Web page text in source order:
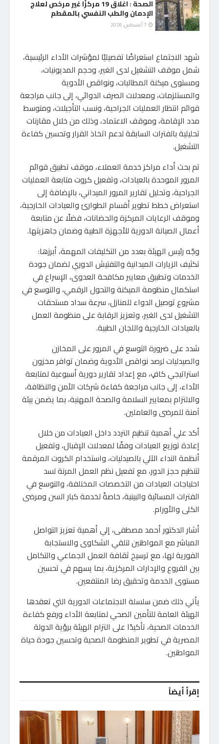
الصحة : اغلاق 19 مركزًا غير مرخص لعلاج
الإدمان والطب النفسي بالمقطم
شهد الاجتماع استعراضًا تفصيليًا لمؤشرات الأداء الرئيسية،
شمل موقف التشغيل لدى الغير، وحجم المديونيات،
ومستوى ميكنة المطالبات، ونواقص الأدوية
والمستلزمات، ومعدلات الصرف الدوائي، إلى جانب مراجعة
قوائم انتظار العمليات الجراحية، ونسب التأجيلات، ومتوسط
مدد الإقامة، وموقف الاعتماد، وذلك من خلال مقارنات
تحليلية بالفترات السابقة لدعم اتخاذ القرار وتحسين كفاءة
التشغيل.
تم بحث أداء مراكز خدمة العملاء، موقف تطبيق قوائم
المرور الموحدة بالعيادات، وتفعيل كروت متابعة العمليات
الجراحية، وتحليل تقارير المرور الميداني، بالإضافة إلى
استعراض خطط تطوير أقسام الطوارئ والعيادات الخارجية،
وموقف الرعايات المركزة والحضانات، فضلًا عن متابعة
أعمال الصيانة الدورية للأجهزة الطبية وضمان جاهزيتها.
وجّه رئيس الهيئة بعدد من التكليفات المهمة، أبرزها:
تكثيف الزيارات الميدانية والتفتيش الدوري لضمان جودة
الخدمات وتطبيق معايير مكافحة العدوى، الإسراع في
استكمال منظومة الميكنة والتحول الرقمي، والتوسع في
مشروع توصيل الدواء للمنازل، سرعة سداد مستحقات
التشغيل لدى الغير، وتعزيز الرقابة على منظومة العمل
بالعيادات الخارجية واللجان الطبية.
شدد على ضرورة التوسع في المرور على المخازن
والصيدليات لرصد نواقص الأدوية وضمان توافر مخزون
استراتيجي كافٍ، مع إعداد تقارير دورية أسبوعية لمتابعة
الأداء، إلى جانب مراجعة كفاءة شركات الأمن والنظافة،
والالتزام بمعايير السلامة والصحة المهنية، بما يضمن بيئة
آمنة للمرضى والعاملين.
أكد علي أهمية تنظيم التردد داخل العيادات من خلال
إعادة توزيع العيادات وفقًا لمعدلات الإقبال، وتفعيل
أنظمة النداء الآلي بالصيدليات، واستخدام الكروت المرقمة
لتنظيم حجز الدور، مع تفعيل نظم العمل المرنة لسد
احتياجات العيادات من التخصصات المختلفة، والتوسع في
الفترات المسائية والبينية، خاصةً لخدمة كبار السن ومرضى
الكلى والأورام.
أشار الدكتور أحمد مصطفى، إلي أهمية تعزيز التواصل
المباشر مع المواطنين لتلقي الشكاوى والاستجابة
الفورية لها، مع ترسيخ ثقافة العمل الجماعي والتكامل
بين الفروع والإدارات المركزية، بما يسهم في تحسين
مستوى الخدمة وتحقيق رضا المنتفعين.
يأتي ذلك ضمن سلسلة الاجتماعات الدورية التي تعقدها
الهيئة العامة للتأمين الصحي لمتابعة الأداء ورفع كفاءة
الخدمات الصحية، تأكيدًا على التزام الهيئة برؤية الدولة
المصرية في تطوير المنظومة الصحية وتحسين جودة حياة
المواطنين.
إقرأ أيضاً